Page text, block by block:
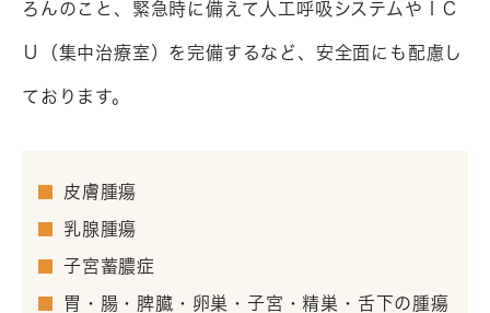
ろんのこと、緊急時に備えて人工呼吸システムやＩＣ
Ｕ（集中治療室）を完備するなど、安全面にも配慮し
ております。
皮膚腫瘍
乳腺腫瘍
子宮蓄膿症
胃・腸・脾臓・卵巣・子宮・精巣・舌下の腫瘍